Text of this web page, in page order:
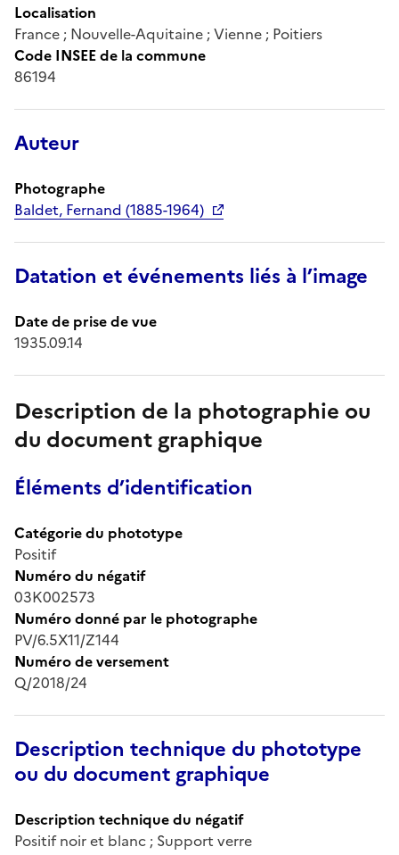
Localisation
France ; Nouvelle-Aquitaine ; Vienne ; Poitiers
Code INSEE de la commune
86194
Auteur
Photographe
Baldet, Fernand (1885-1964)
Datation et événements liés à l’image
Date de prise de vue
1935.09.14
Description de la photographie ou
du document graphique
Éléments d’identification
Catégorie du phototype
Positif
Numéro du négatif
03K002573
Numéro donné par le photographe
PV/6.5X11/Z144
Numéro de versement
Q/2018/24
Description technique du phototype
ou du document graphique
Description technique du négatif
Positif noir et blanc ; Support verre